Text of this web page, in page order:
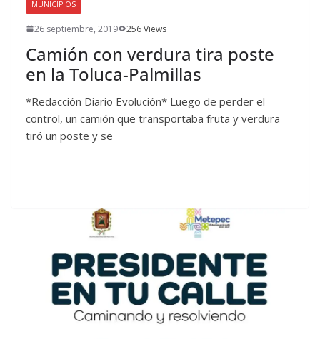
MUNICIPIOS
26 septiembre, 2019 256 Views
Camión con verdura tira poste
en la Toluca-Palmillas
*Redacción Diario Evolución* Luego de perder el
control, un camión que transportaba fruta y verdura
tiró un poste y se